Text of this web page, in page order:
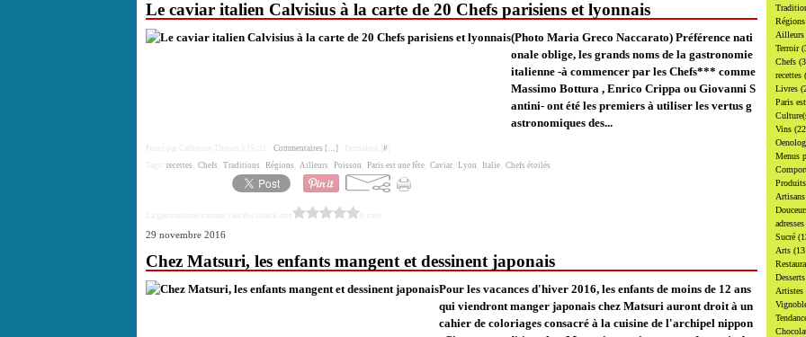
Le caviar italien Calvisius à la carte de 20 Chefs parisiens et lyonnais
(Photo Maria Greco Naccarato) Préférence nati
onale oblige, les grands noms de la gastronomie
italienne -à commencer par les Chefs*** comme
Massimo Bottura , Enrico Crippa ou Giovanni S
antini- ont été les premiers à utiliser les vertus g
astronomiques des...
Posté par Catherine Thenes à 15:31 - Commentaires […] - Permalien [ #
recettes Chefs Traditions Régions Ailleurs Poisson Paris est une fête Caviar Lyon Italie Chefs étoilés
La gastronomie comme l'un des beaux-arts
29 novembre 2016
Chez Matsuri, les enfants mangent et dessinent japonais
Pour les vacances d'hiver 2016, les enfants de moins de 12 ans
qui viendront manger japonais chez Matsuri auront droit à un
cahier de coloriages consacré à la cuisine de l'archipel nippon
Régions
Ailleurs
Terroir
Chefs
recettes
Livres
Paris
Vins
Menus
Produits
Artisans
adresses
Sucré
Arts
Desserts
Artistes